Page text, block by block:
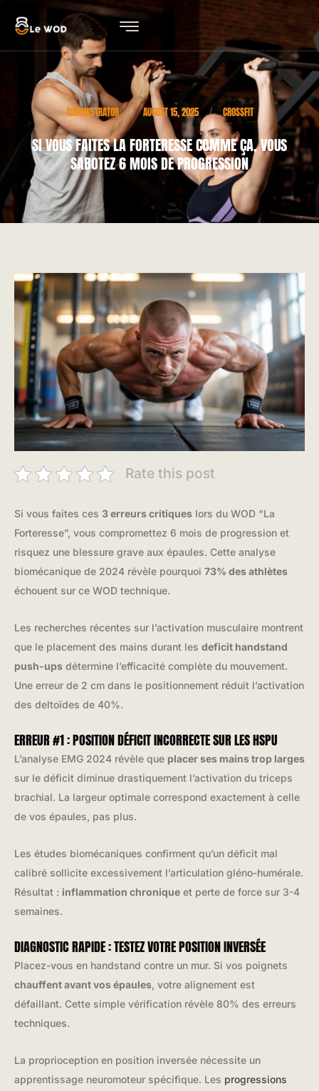
ADMINISTRATOR / AUGUST 15, 2025 / CROSSFIT
SI VOUS FAITES LA FORTERESSE COMME ÇA, VOUS
SABOTEZ 6 MOIS DE PROGRESSION
Rate this post
Si vous faites ces 3 erreurs critiques lors du WOD “La
Forteresse”, vous compromettez 6 mois de progression et
risquez une blessure grave aux épaules. Cette analyse
biomécanique de 2024 révèle pourquoi 73% des athlètes
échouent sur ce WOD technique.
Les recherches récentes sur l’activation musculaire montrent
que le placement des mains durant les deficit handstand
push-ups détermine l’efficacité complète du mouvement.
Une erreur de 2 cm dans le positionnement réduit l’activation
des deltoïdes de 40%.
ERREUR #1 : POSITION DÉFICIT INCORRECTE SUR LES HSPU
L’analyse EMG 2024 révèle que placer ses mains trop larges
sur le déficit diminue drastiquement l’activation du triceps
brachial. La largeur optimale correspond exactement à celle
de vos épaules, pas plus.
Les études biomécaniques confirment qu’un déficit mal
calibré sollicite excessivement l’articulation gléno-humérale.
Résultat : inflammation chronique et perte de force sur 3-4
semaines.
DIAGNOSTIC RAPIDE : TESTEZ VOTRE POSITION INVERSÉE
Placez-vous en handstand contre un mur. Si vos poignets
chauffent avant vos épaules , votre alignement est
défaillant. Cette simple vérification révèle 80% des erreurs
techniques.
La proprioception en position inversée nécessite un
apprentissage neuromoteur spécifique. Les progressions